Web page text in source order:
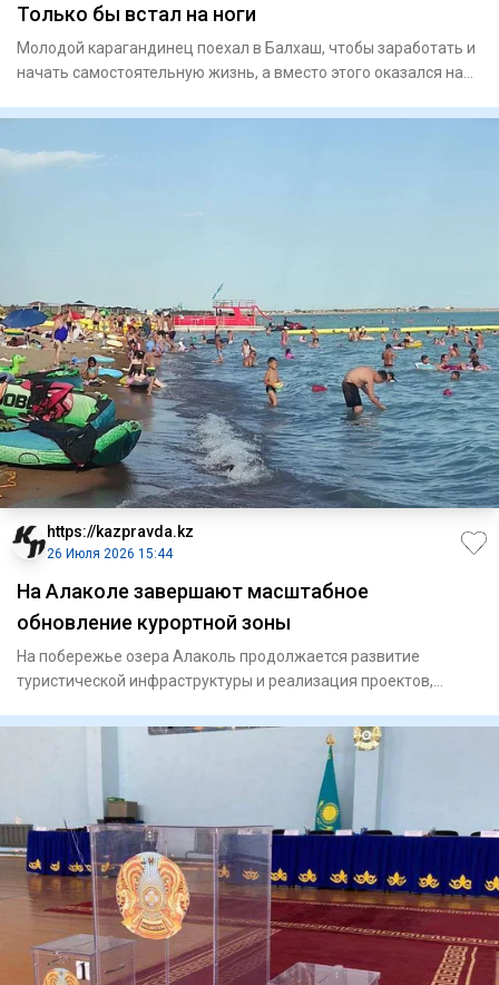
Только бы встал на ноги
Молодой карагандинец поехал в Балхаш, чтобы заработать и
начать самостоятельную жизнь, а вместо этого оказался на
https://kazpravda.kz
26 Июля 2026 15:44
На Алаколе завершают масштабное
обновление курортной зоны
На побережье озера Алаколь продолжается развитие
туристической инфраструктуры и реализация проектов,